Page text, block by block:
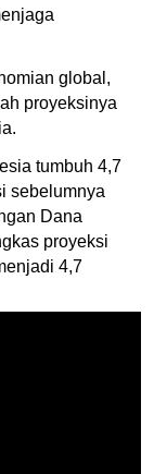
global,
proyeksinya
tumbuh 4,7
sebelumnya
Dana
proyeksi
4,7